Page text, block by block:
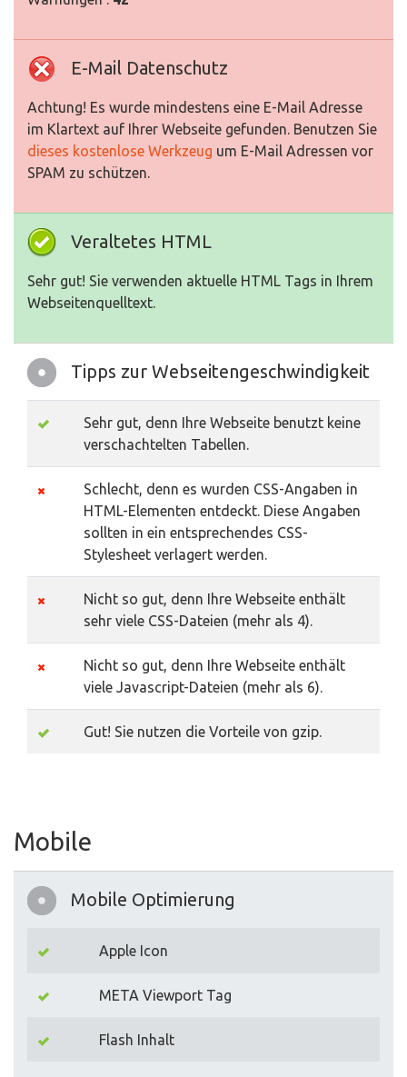
E-Mail Datenschutz
Achtung! Es wurde mindestens eine E-Mail Adresse
im Klartext auf Ihrer Webseite gefunden. Benutzen Sie
dieses kostenlose Werkzeug um E-Mail Adressen vor
SPAM zu schützen.
Veraltetes HTML
Sehr gut! Sie verwenden aktuelle HTML Tags in Ihrem
Webseitenquelltext.
Tipps zur Webseitengeschwindigkeit
Sehr gut, denn Ihre Webseite benutzt keine
verschachtelten Tabellen.
Schlecht, denn es wurden CSS-Angaben in
HTML-Elementen entdeckt. Diese Angaben
sollten in ein entsprechendes CSS-
Stylesheet verlagert werden.
Nicht so gut, denn Ihre Webseite enthält
sehr viele CSS-Dateien (mehr als 4).
Nicht so gut, denn Ihre Webseite enthält
viele Javascript-Dateien (mehr als 6).
Gut! Sie nutzen die Vorteile von gzip.
Mobile
Mobile Optimierung
Apple Icon
META Viewport Tag
Flash Inhalt